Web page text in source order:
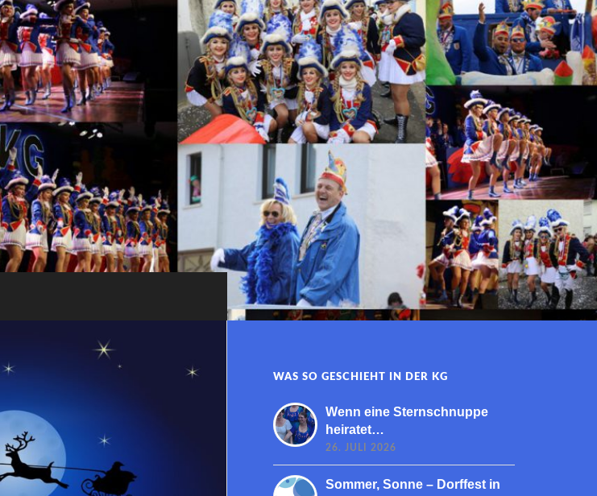
WAS SO GESCHIEHT IN DER KG
Wenn eine Sternschnuppe
heiratet…
26. JULI 2026
Sommer, Sonne – Dorffest in